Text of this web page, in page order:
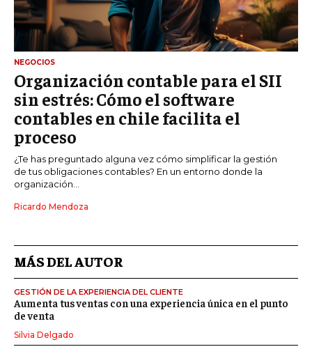
NEGOCIOS
Organización contable para el SII
sin estrés: Cómo el software
contables en chile facilita el
proceso
¿Te has preguntado alguna vez cómo simplificar la gestión
de tus obligaciones contables? En un entorno donde la
organización...
Ricardo Mendoza
MÁS DEL AUTOR
GESTIÓN DE LA EXPERIENCIA DEL CLIENTE
Aumenta tus ventas con una experiencia única en el punto
de venta
Silvia Delgado